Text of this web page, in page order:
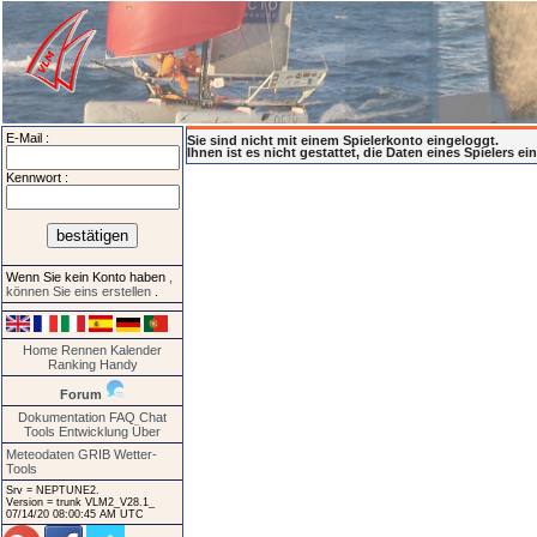
E-Mail :
Kennwort :
Wenn Sie kein Konto haben
können Sie eins erstellen
Home Rennen Kalender
Ranking Handy
Forum
Dokumentation FAQ Chat
Tools Entwicklung Über
Meteodaten GRIB Wetter-
Tools
Srv = NEPTUNE2.
Version = trunk VLM2_V28.1_
07/14/20 08:00:45 AM UTC
Sie sind nicht mit einem Spielerkonto eingeloggt.
Ihnen ist es nicht gestattet, die Daten eines Spielers